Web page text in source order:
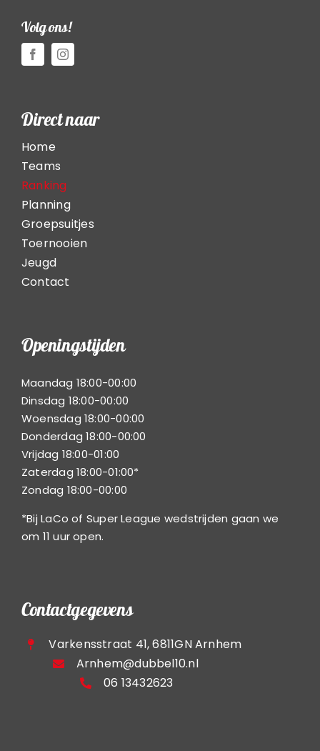
Volg ons!
Direct naar
Home
Teams
Ranking
Planning
Groepsuitjes
Toernooien
Jeugd
Contact
Openingstijden
Maandag 18:00-00:00
Dinsdag 18:00-00:00
Woensdag 18:00-00:00
Donderdag 18:00-00:00
Vrijdag 18:00-01:00
Zaterdag 18:00-01:00*
Zondag 18:00-00:00
*Bij LaCo of Super League wedstrijden gaan we
om 11 uur open.
Contactgegevens
Varkensstraat 41, 6811GN Arnhem
Arnhem@dubbel10.nl
06 13432623